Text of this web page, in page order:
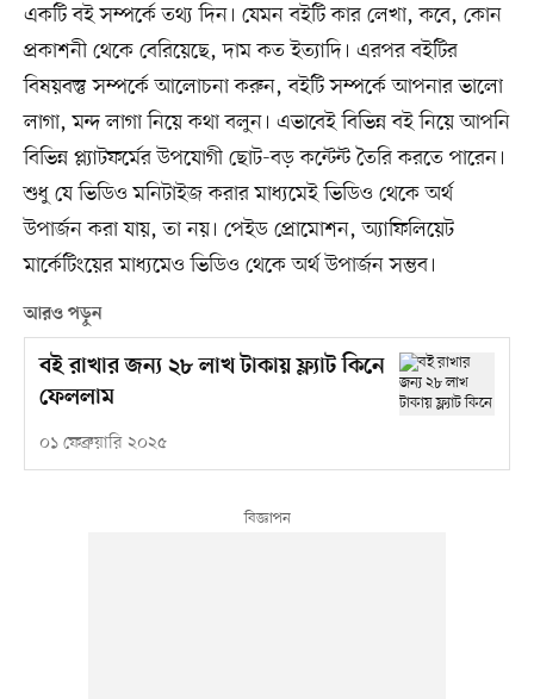
একটি বই সম্পর্কে তথ্য দিন। যেমন বইটি কার লেখা, কবে, কোন
প্রকাশনী থেকে বেরিয়েছে, দাম কত ইত্যাদি। এরপর বইটির
বিষয়বস্তু সম্পর্কে আলোচনা করুন, বইটি সম্পর্কে আপনার ভালো
লাগা, মন্দ লাগা নিয়ে কথা বলুন। এভাবেই বিভিন্ন বই নিয়ে আপনি
বিভিন্ন প্ল্যাটফর্মের উপযোগী ছোট-বড় কন্টেন্ট তৈরি করতে পারেন।
শুধু যে ভিডিও মনিটাইজ করার মাধ্যমেই ভিডিও থেকে অর্থ
উপার্জন করা যায়, তা নয়। পেইড প্রোমোশন, অ্যাফিলিয়েট
মার্কেটিংয়ের মাধ্যমেও ভিডিও থেকে অর্থ উপার্জন সম্ভব।
আরও পড়ুন
বই রাখার জন্য ২৮ লাখ টাকায় ফ্ল্যাট কিনে
ফেললাম
০১ ফেব্রুয়ারি ২০২৫